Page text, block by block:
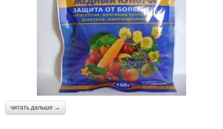
читать дальше →